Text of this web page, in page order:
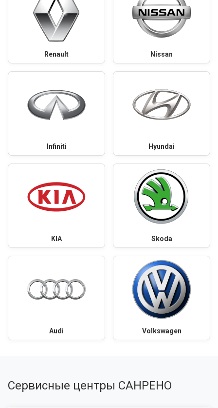
Renault Nissan
Infiniti Hyundai
KIA Skoda
Audi Volkswagen
Сервисные центры САНРЕНО